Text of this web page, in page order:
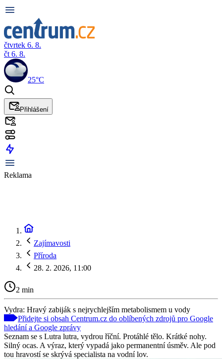
čtvrtek 6. 8.
čt 6. 8.
25°C
Přihlášení
Reklama
Zajímavosti
Příroda
28. 2. 2026, 11:00
2 min
Vydra: Hravý zabiják s nejrychlejším metabolismem u vody
Přidejte si obsah Centrum.cz do oblíbených zdrojů pro Google
hledání a Google zprávy
Seznam se s Lutra lutra, vydrou říční. Protáhlé tělo. Krátké nohy.
Silný ocas. A výraz, který vypadá jako permanentní úsměv. Ale pod
tou hravostí se skrývá specialista na vodní lov.